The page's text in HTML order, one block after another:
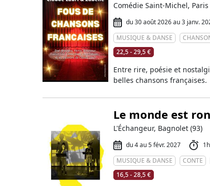
Comédie Saint-Michel, Paris
du 30 août 2026 au 3 janv.
MUSIQUE & DANSE
22,5 - 29,5 €
Entre rire, poésie et
belles chansons françaises.
Le monde est
L'Échangeur, Bagnolet (93)
du 4 au 5 févr. 2027
1h
MUSIQUE & DANSE
CONTE
16,5 - 28,5 €